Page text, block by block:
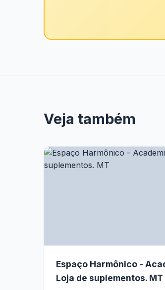
Veja também
Espaço Harmônico -
Loja de suplementos. MT